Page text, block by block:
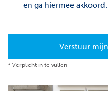
en ga hiermee akkoord.
Verstuur
* Verplicht in te vullen